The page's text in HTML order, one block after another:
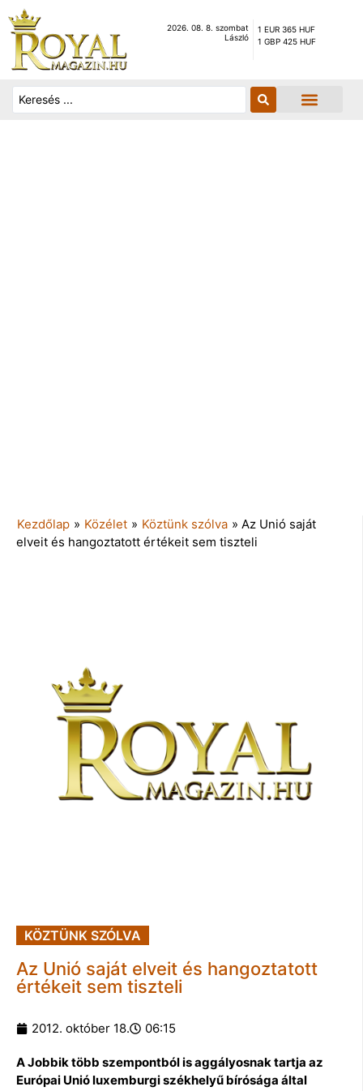
2026. 08. 8. szombat
László
1 EUR 365 HUF
1 GBP 425 HUF
Kezdőlap » Közélet » Köztünk szólva » Az Unió saját
elveit és hangoztatott értékeit sem tiszteli
KÖZTÜNK SZÓLVA
Az Unió saját elveit és hangoztatott
értékeit sem tiszteli
2012. október 18. 06:15
A Jobbik több szempontból is aggályosnak tartja az
Európai Unió luxemburgi székhelyű bírósága által